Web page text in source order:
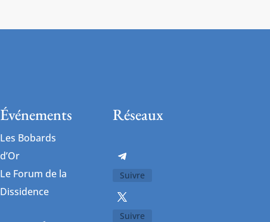
Événements
Les Bobards
d’Or
Le Forum de la
Dissidence
Réseaux
Suivre
Suivre